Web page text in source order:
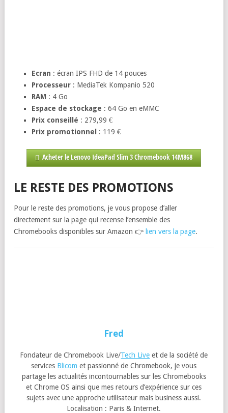
Ecran : écran IPS FHD de 14 pouces
Processeur : MediaTek Kompanio 520
RAM : 4 Go
Espace de stockage : 64 Go en eMMC
Prix conseillé : 279,99 €
Prix promotionnel
: 119 €
Acheter le Lenovo IdeaPad Slim 3 Chromebook 14M868
LE RESTE DES PROMOTIONS
Pour le reste des promotions, je vous propose d’aller
directement sur la page qui recense l’ensemble des
Chromebooks disponibles sur Amazon 👉 lien vers la page.
Fred
Fondateur de Chromebook Live/Tech Live et de la société de
services Blicom et passionné de Chromebook, je vous
partage les actualités incontournables sur les Chromebooks
et Chrome OS ainsi que mes retours d’expérience sur ces
sujets avec une approche utilisateur mais business aussi.
Localisation : Paris & Internet.